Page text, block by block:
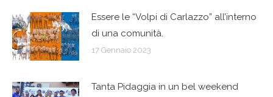
Essere le “Volpi di Carlazzo” all’interno
di una comunità.
17 Gennaio 2023
Tanta Pidaggia in un bel weekend